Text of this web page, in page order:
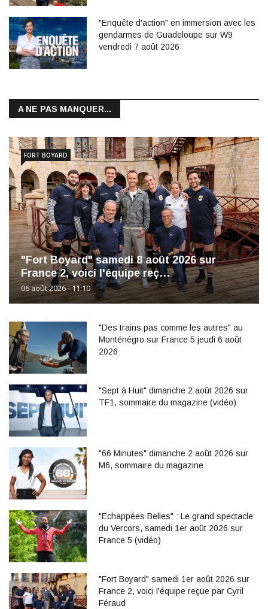
"Enquête d'action" en immersion avec les
gendarmes de Guadeloupe sur W9
vendredi 7 août 2026
A NE PAS MANQUER...
"Fort Boyard" samedi 8 août 2026 sur
France 2, voici l'équipe reç…
06 août 2026 - 11:10
FORT BOYARD
"Des trains pas comme les autres" au
Monténégro sur France 5 jeudi 6 août
2026
"Sept à Huit" dimanche 2 août 2026 sur
TF1, sommaire du magazine (vidéo)
"66 Minutes" dimanche 2 août 2026 sur
M6, sommaire du magazine
"Echappées Belles" : Le grand spectacle
du Vercors, samedi 1er août 2026 sur
France 5 (vidéo)
"Fort Boyard" samedi 1er août 2026 sur
France 2, voici l'équipe reçue par Cyril
Féraud